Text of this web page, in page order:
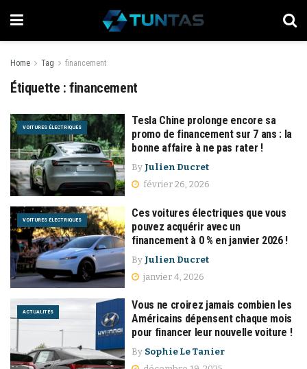
Home Tag financement
Étiquette :financement
VOITURES ÉLECTRIQUES
Tesla Chine prolonge encore sa
promo de financement sur 7 ans : la
bonne affaire à ne pas rater !
By Julien Ducret
février 26, 2026
VOITURES ÉLECTRIQUES
Ces voitures électriques que vous
pouvez acquérir avec un
financement à 0 % en janvier 2026 !
By Julien Ducret
janvier 4, 2026
ACTUALITÉS
Vous ne croirez jamais combien les
Américains dépensent chaque mois
pour financer leur nouvelle voiture !
By Sophie Le Tanier